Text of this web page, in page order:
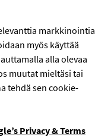
markkinointia
myös käyttää
alla olevaa
muutat mieltäsi tai
tehdä sen cookie-
Privacy & Terms